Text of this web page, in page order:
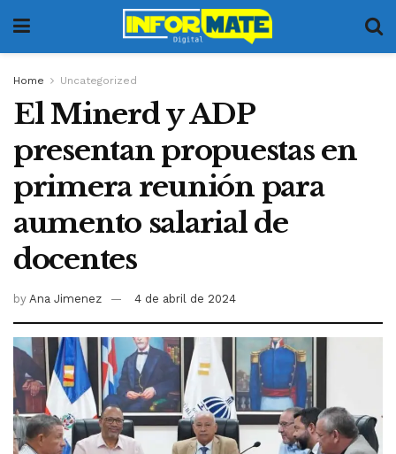
Home Uncategorized
El Minerd y ADP
presentan propuestas en
primera reunión para
aumento salarial de
docentes
by Ana Jimenez 4 de abril de 2024